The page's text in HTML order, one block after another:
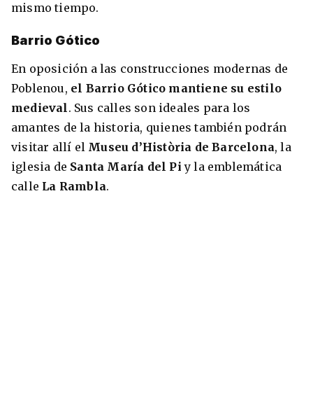
mismo tiempo.
Barrio Gótico
En oposición a las construcciones modernas de
Poblenou, el Barrio Gótico mantiene su estilo
medieval. Sus calles son ideales para los
amantes de la historia, quienes también podrán
visitar allí el Museu d’Història de Barcelona, la
iglesia de Santa María del Pi y la emblemática
calle La Rambla.